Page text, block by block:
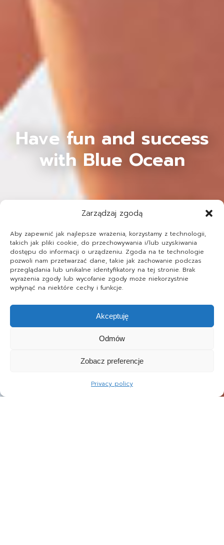
Zarządzaj zgodą
Aby zapewnić jak najlepsze wrażenia, korzystamy z technologii,
takich jak pliki cookie, do przechowywania i/lub uzyskiwania
dostępu do informacji o urządzeniu. Zgoda na te technologie
pozwoli nam przetwarzać dane, takie jak zachowanie podczas
przeglądania lub unikalne identyfikatory na tej stronie. Brak
wyrażenia zgody lub wycofanie zgody może niekorzystnie
wpłynąć na niektóre cechy i funkcje.
Akceptuję
Odmów
Zobacz preferencje
Privacy policy
Have fun and success
with Blue Ocean